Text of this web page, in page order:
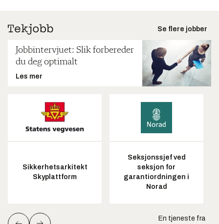
Se flere jobber
Jobbintervjuet: Slik forbereder
du deg optimalt
Les mer
Sikkerhetsarkitekt
Skyplattform
Seksjonssjef ved
seksjon for
garantiordningen i
Norad
En tjeneste fra